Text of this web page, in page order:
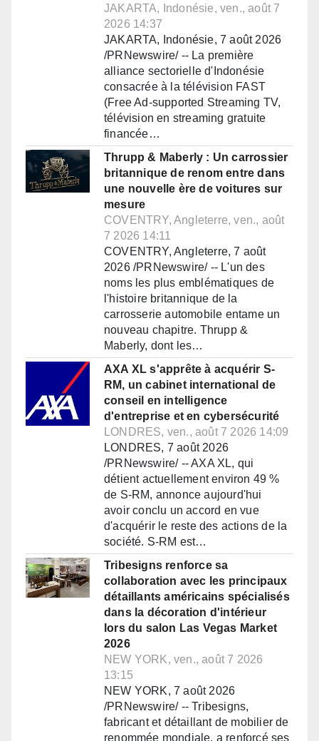
JAKARTA, Indonésie, ven., août 7
2026 14:37
JAKARTA, Indonésie, 7 août 2026
/PRNewswire/ -- La première
alliance sectorielle d'Indonésie
consacrée à la télévision FAST
(Free Ad-supported Streaming TV,
télévision en streaming gratuite
financée…
Thrupp & Maberly : Un carrossier
britannique de renom entre dans
une nouvelle ère de voitures sur
mesure
COVENTRY, Angleterre, ven., août
7 2026 14:11
COVENTRY, Angleterre, 7 août
2026 /PRNewswire/ -- L'un des
noms les plus emblématiques de
l'histoire britannique de la
carrosserie automobile entame un
nouveau chapitre. Thrupp &
Maberly, dont les…
AXA XL s'apprête à acquérir S-
RM, un cabinet international de
conseil en intelligence
d'entreprise et en cybersécurité
LONDRES, ven., août 7 2026 14:09
LONDRES, 7 août 2026
/PRNewswire/ -- AXA XL, qui
détient actuellement environ 49 %
de S-RM, annonce aujourd'hui
avoir conclu un accord en vue
d'acquérir le reste des actions de la
société. S-RM est…
Tribesigns renforce sa
collaboration avec les principaux
détaillants américains spécialisés
dans la décoration d'intérieur
lors du salon Las Vegas Market
2026
NEW YORK, ven., août 7 2026
13:15
NEW YORK, 7 août 2026
/PRNewswire/ -- Tribesigns,
fabricant et détaillant de mobilier de
renommée mondiale, a renforcé ses